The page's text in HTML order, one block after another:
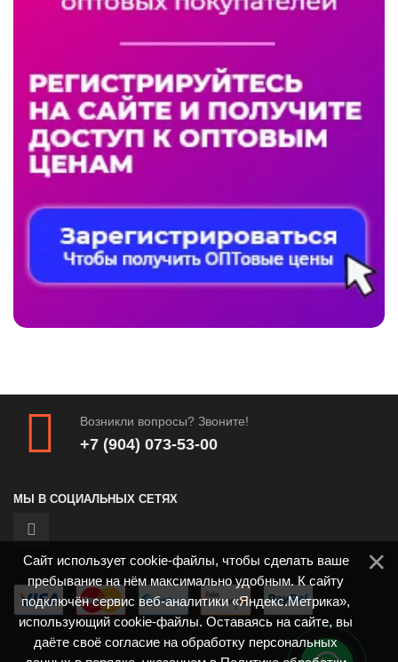
Возникли вопросы? Звоните!
+7 (904) 073-53-00
МЫ В СОЦИАЛЬНЫХ СЕТЯХ
Сайт использует cookie-файлы, чтобы сделать ваше
пребывание на нём максимально удобным. К сайту
подключён сервис веб-аналитики «Яндекс.Метрика»,
использующий cookie-файлы. Оставаясь на сайте, вы
даёте своё согласие на обработку персональных